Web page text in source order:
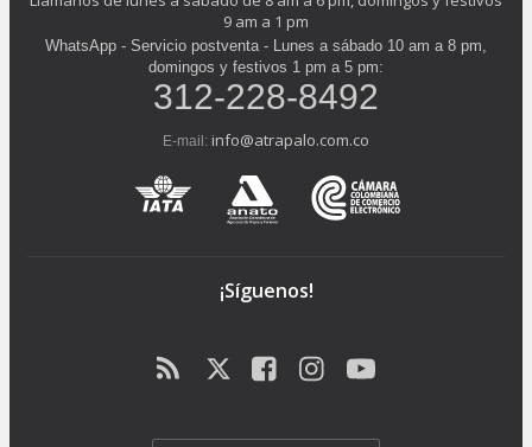
9 am a 1 pm
WhatsApp - Servicio postventa - Lunes a sábado 10 am a 8 pm,
domingos y festivos 1 pm a 5 pm:
312-228-8492
E-mail: info@atrapalo.com.co
¡Síguenos!